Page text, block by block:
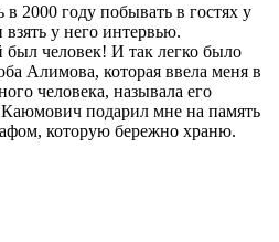
2000 году побывать в гостях у
у него интервью.
был человек! И так легко было
Алимова, которая ввела меня в
человека, называла его
подарил мне на память
которую бережно храню.